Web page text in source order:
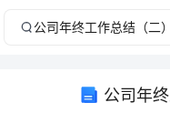
公司年